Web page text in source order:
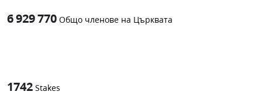
6 929 770 Общо членове на Църквата
1742 Stakes